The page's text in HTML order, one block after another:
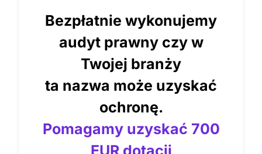
Bezpłatnie wykonujemy
audyt prawny czy w
Twojej branży
ta nazwa może uzyskać
ochronę.
Pomagamy uzyskać 700
EUR dotacji